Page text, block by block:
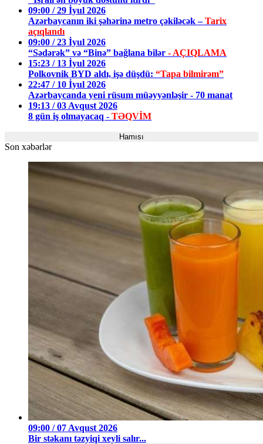
09:00 / 29 İyul 2026
Azərbaycanın iki şəhərinə metro çəkiləcək –Tarix
açıqlandı
09:00 / 23 İyul 2026
“Sədərək” və “Binə” bağlana bilər - AÇIQLAMA
15:23 / 13 İyul 2026
Polkovnik BYD aldı, işə düşdü: “Tapa bilmirəm”
22:47 / 10 İyul 2026
Azərbaycanda yeni rüsum müəyyənləşir - 70 manat
19:13 / 03 Avqust 2026
8 gün iş olmayacaq - TƏQVİM
Hamısı
Son xəbərlər
09:00 / 07 Avqust 2026
Bir stəkanı təzyiqi xeyli salır...